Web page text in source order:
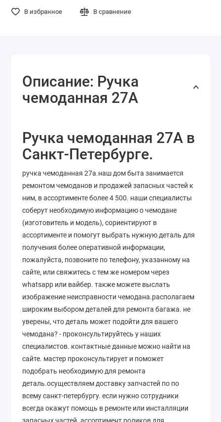
В избранное В сравнение
Описание: Ручка
чемоданная 27А
Ручка чемоданная 27А в
Санкт-Петербурге.
ручка чемоданная 27а.наш дом быта занимается
ремонтом чемоданов и продажей запасных частей к
ним, в ассортименте более 4 500. наши специалисты
соберут необходимую информацию о чемодане
(изготовитель и модель), сориентируют в
ассортименте и помогут выбрать нужную деталь для
получения более оперативной информации,
пожалуйста, позвоните по телефону, указанному на
сайте, или свяжитесь с тем же номером через
whatsapp или вайбер. также можете выслать
изображение неисправности чемодана.располагаем
широким выбором деталей для ремонта багажа. не
уверены, что деталь может подойти для вашего
чемодана? - проконсультируйтесь у наших
специалистов. контактные данные можно найти на
сайте. мастер проконсультирует и поможет
подобрать необходимую для ремонта
деталь.осуществляем доставку запчастей по по
всему санкт-петербургу. если нужно сотрудники
всегда окажут помощь в ремонте или инсталляции